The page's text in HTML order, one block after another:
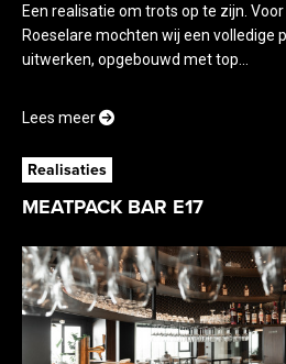
Een realisatie om trots op te zijn.
Roeselare mochten wij een volledige
uitwerken, opgebouwd met top...
Lees meer
Realisaties
MEATPACK BAR E17